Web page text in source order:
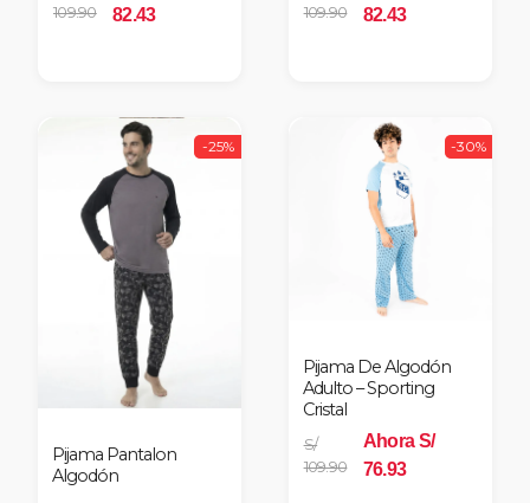
109.90
82.43
109.90
82.43
-25%
Pijama Pantalon
Algodón
-30%
Pijama De Algodón
Adulto – Sporting
Cristal
S/
109.90
Ahora S/
76.93